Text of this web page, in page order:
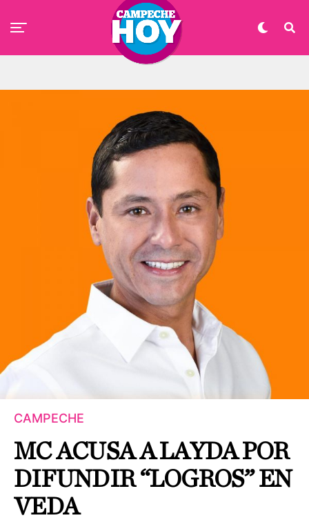
CAMPECHE
MC ACUSA A LAYDA POR
DIFUNDIR “LOGROS” EN
VEDA